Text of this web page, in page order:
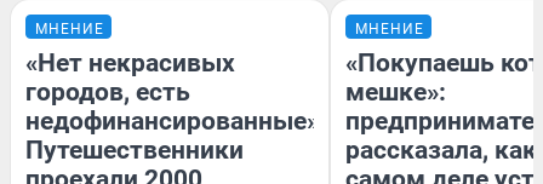
МНЕНИЕ
«Нет некрасивых
городов, есть
недофинансированные».
Путешественники
МНЕНИЕ
«Покупаешь
мешке»:
рассказала, как